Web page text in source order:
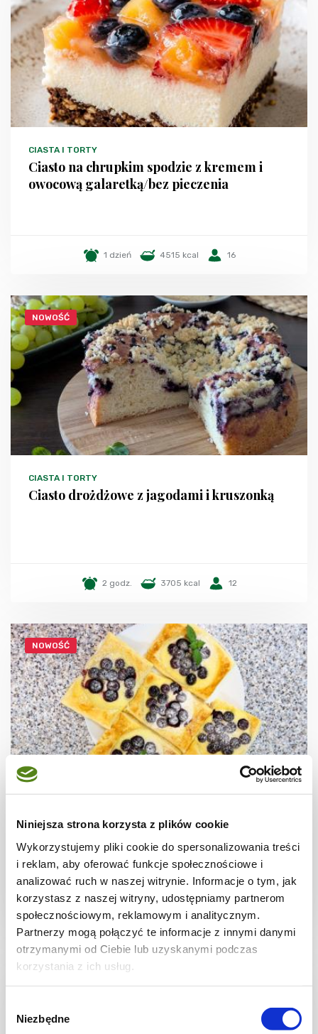
Niniejsza strona korzysta z plików cookie
Wykorzystujemy pliki cookie do spersonalizowania treści
i reklam, aby oferować funkcje społecznościowe i
analizować ruch w naszej witrynie. Informacje o tym, jak
korzystasz z naszej witryny, udostępniamy partnerom
społecznościowym, reklamowym i analitycznym.
Partnerzy mogą połączyć te informacje z innymi danymi
otrzymanymi od Ciebie lub uzyskanymi podczas
korzystania z ich usług.
zgody
Niezbędne
CIASTA I TORTY
Ciasto na chrupkim spodzie z kremem i
owocową galaretką/bez pieczenia
1 dzień 4515 kcal 16
NOWOŚĆ
CIASTA I TORTY
Ciasto drożdżowe z jagodami i kruszonką
2 godz. 3705 kcal 12
NOWOŚĆ
Ciastka francuskie z borówkami + film
30 min. 1531 kcal 8